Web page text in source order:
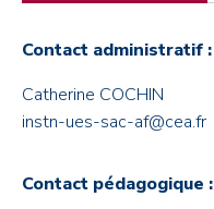
Contact administratif :
Catherine COCHIN
instn-ues-sac-af@cea.fr
Contact pédagogique :